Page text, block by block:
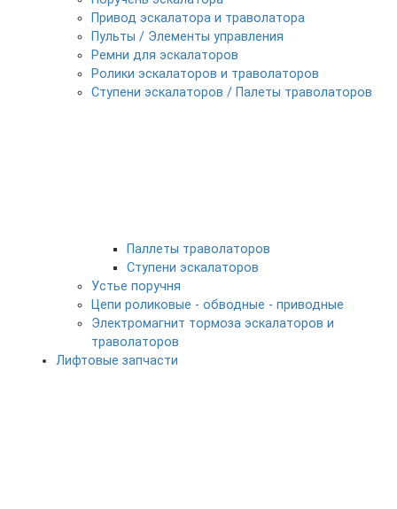
Привод эскалатора и траволатора
Пульты / Элементы управления
Ремни для эскалаторов
Ролики эскалаторов и траволаторов
Ступени эскалаторов / Палеты траволаторов
Паллеты траволаторов
Ступени эскалаторов
Устье поручня
Цепи роликовые - обводные - приводные
Электромагнит тормоза эскалаторов и
траволаторов
Лифтовые запчасти